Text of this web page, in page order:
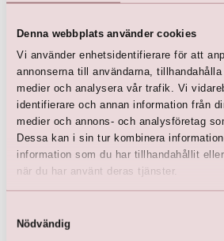
Denna webbplats använder cookies
Vi använder enhetsidentifierare för att
annonserna till användarna,
medier och analysera vår trafik. Vi
identifierare och annan information från
medier och annons- och analysföretag
Dessa kan i sin tur kombinera
information som du har tillhandahållit
när du har använt deras tjänster.
Nödvändig
Communion Dress
kr 3 399,00